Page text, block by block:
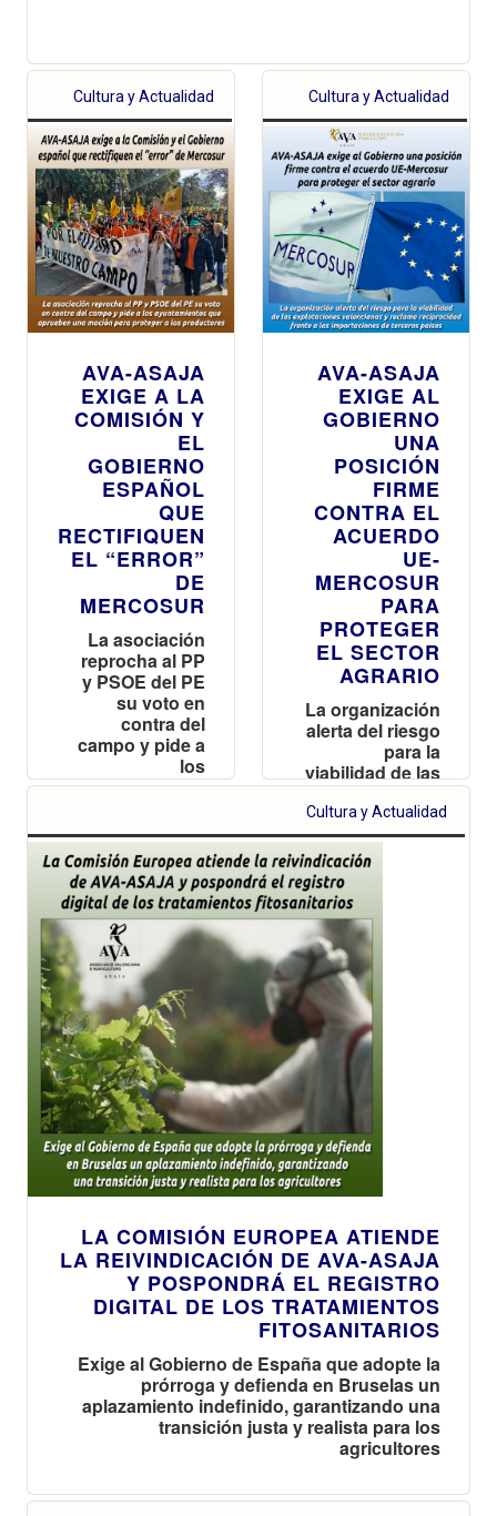
Cultura y Actualidad
AVA-ASAJA
EXIGE A LA
COMISIÓN Y
EL
GOBIERNO
ESPAÑOL
QUE
RECTIFIQUEN
EL “ERROR”
DE
MERCOSUR
La asociación
reprocha al PP
y PSOE del PE
su voto en
contra del
campo y pide a
los
ayuntamientos
una moción
para proteger a
los productores
Cultura y Actualidad
AVA-ASAJA
EXIGE AL
GOBIERNO
UNA
POSICIÓN
FIRME
CONTRA EL
ACUERDO
UE-
MERCOSUR
PARA
PROTEGER
EL SECTOR
AGRARIO
La organización
alerta del riesgo
para la
viabilidad de las
explotaciones
valencianas y
reclama
reciprocidad
importaciones
de terceros
Cultura y Actualidad
LA COMISIÓN EUROPEA ATIENDE
LA REIVINDICACIÓN DE AVA-ASAJA
Y POSPONDRÁ EL REGISTRO
DIGITAL DE LOS TRATAMIENTOS
FITOSANITARIOS
Exige al Gobierno de España que adopte la
prórroga y defienda en Bruselas un
aplazamiento indefinido, garantizando una
transición justa y realista para los
agricultores